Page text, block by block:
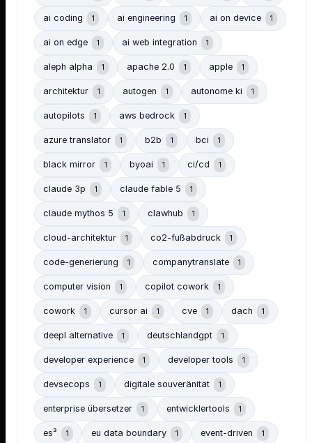
ai coding 1 ai engineering 1 ai on device 1
ai on edge 1 ai web integration 1
aleph alpha 1 apache 2.0 1 apple 1
architektur 1 autogen 1 autonome ki 1
autopilots 1 aws bedrock 1
azure translator 1 b2b 1 bci 1
black mirror 1 byoai 1 ci/cd 1
claude 3p 1 claude fable 5 1
claude mythos 5 1 clawhub 1
cloud-architektur 1 co2-fußabdruck 1
code-generierung 1 companytranslate 1
computer vision 1 copilot cowork 1
cowork 1 cursor ai 1 cve 1 dach 1
deepl alternative 1 deutschlandgpt 1
developer experience 1 developer tools 1
devsecops 1 digitale souveränität 1
enterprise übersetzer 1 entwicklertools 1
es³ 1 eu data boundary 1 event-driven 1